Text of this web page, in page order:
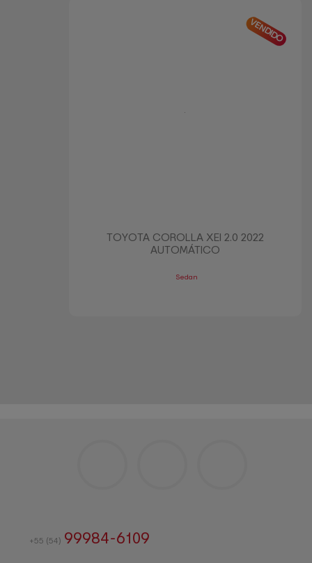
VENDIDO
TOYOTA COROLLA XEI 2.0 2022
AUTOMÁTICO
Sedan
+55 (54) 99984-6109